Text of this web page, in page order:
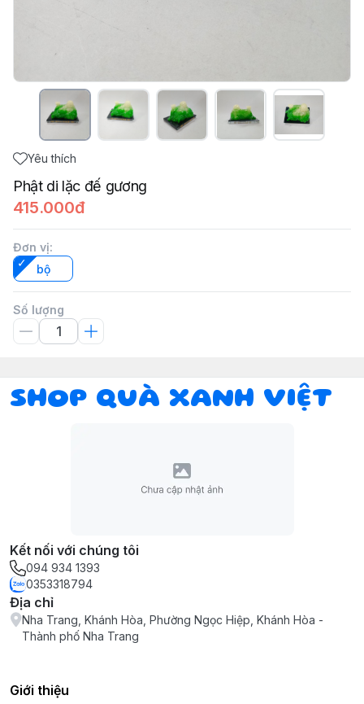
Yêu thích
Phật di lặc đế gương
415.000đ
Đơn vị:
bộ
Số lượng
SHOP QUÀ XANH VIỆT
Kết nối với chúng tôi
094 934 1393
0353318794
Địa chỉ
Nha Trang, Khánh Hòa, Phường Ngọc Hiệp, Khánh Hòa -
Thành phố Nha Trang
Giới thiệu